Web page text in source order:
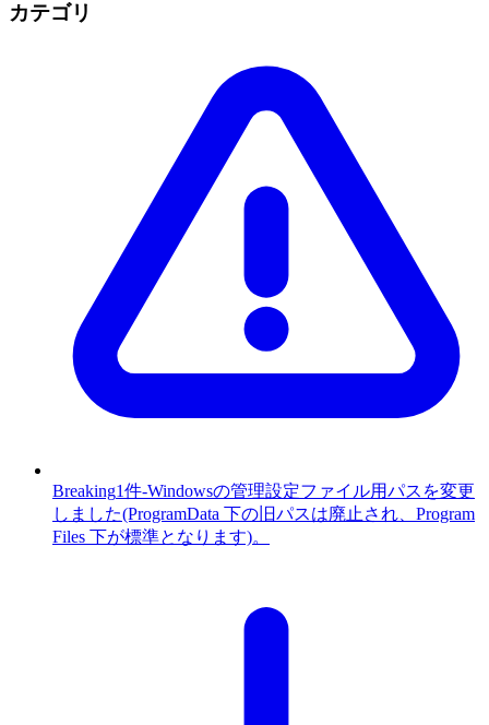
カテゴリ
Breaking1件-Windowsの管理設定ファイル用パスを変更
しました(ProgramData 下の旧パスは廃止され、Program
Files 下が標準となります)。